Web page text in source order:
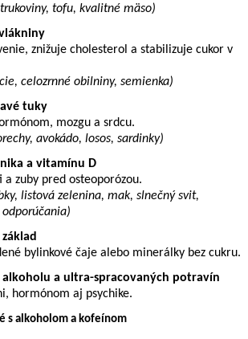
tofu, kvalitné mäso)
znižuje cholesterol a stabilizuje cukor v
celozrnné obilniny, semienka)
tuky
mozgu a srdcu.
avokádo, losos, sardinky)
a vitamínu D
a zuby pred osteoporózou.
listová zelenina, mak, slnečný svit,
bylinkové čaje alebo minerálky bez cukru.
alkoholu a ultra-spracovaných potravín
hormónom aj psychike.
s alkoholom a kofeínom